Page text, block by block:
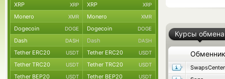
Курсы обмена
Обменник
SwapsCenter
XRP XRP XRP XRP
Monero XMR Monero XMR
Dogecoin DOGE Dogecoin DOGE
Dash DASH Dash DASH
Tether ERC20 USDT Tether ERC20 USDT
Tether TRC20 USDT Tether TRC20 USDT
Tether BEP20 USDT Tether BEP20 USDT